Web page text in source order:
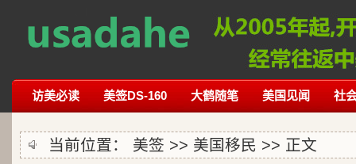
访美必读 美签DS-160 大鹤随笔 美国见闻 社
当前位置： 美签 >> 美国移民 >> 正文